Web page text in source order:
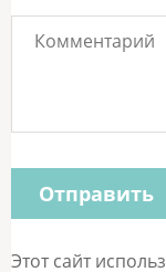
Этот сайт